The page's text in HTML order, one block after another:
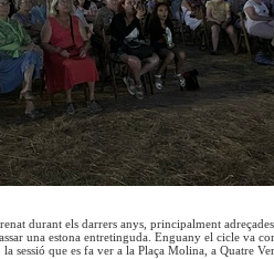
durant els darrers anys, principalment
una estona entretinguda. Enguany el cicle va
sessió que es fa ver a la Plaça Molina, a Quatre